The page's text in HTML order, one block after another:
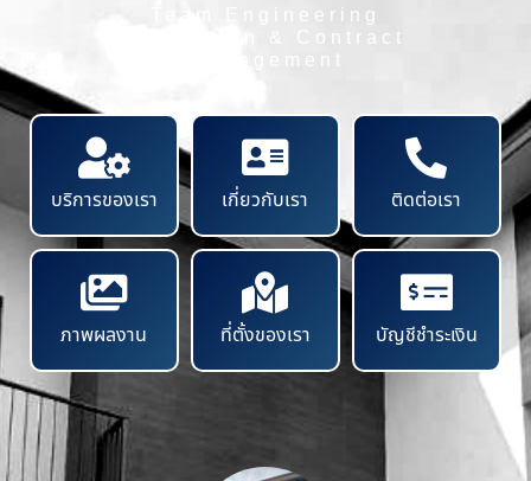
Team Engineering
Inspection & Contract
Management
บริการของเรา เกี่ยวกับเรา ติดต่อเรา
ภาพผลงาน ที่ตั้งของเรา บัญชีชำระเงิน